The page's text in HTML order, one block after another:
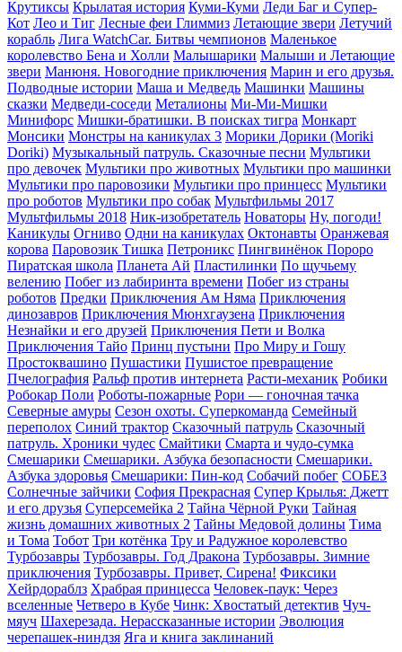
Крутиксы Крылатая история Куми-Куми Леди Баг и Супер-
Кот Лео и Тиг Лесные феи Глиммиз Летающие звери Летучий
корабль Лига WatchCar. Битвы чемпионов Маленькое
королевство Бена и Холли Малышарики Малыши и Летающие
звери Манюня. Новогодние приключения Марин и его друзья.
Подводные истории Маша и Медведь Машинки Машины
сказки Медведи-соседи Металионы Ми-Ми-Мишки
Минифорс Мишки-братишки. В поисках тигра Монкарт
Монсики Монстры на каникулах 3 Морики Дорики (Moriki
Doriki) Музыкальный патруль. Сказочные песни Мультики
про девочек Мультики про животных Мультики про машинки
Мультики про паровозики Мультики про принцесс Мультики
про роботов Мультики про собак Мультфильмы 2017
Мультфильмы 2018 Ник-изобретатель Новаторы Ну, погоди!
Каникулы Огниво Одни на каникулах Октонавты Оранжевая
корова Паровозик Тишка Петроникс Пингвинёнок Пороро
Пиратская школа Планета Aй Пластилинки По щучьему
велению Побег из лабиринта времени Побег из страны
роботов Предки Приключения Ам Няма Приключения
динозавров Приключения Мюнхгаузена Приключения
Незнайки и его друзей Приключения Пети и Волка
Приключения Тайо Принц пустыни Про Миру и Гошу
Простоквашино Пушастики Пушистое превращение
Пчелография Ральф против интернета Расти-механик Робики
Робокар Поли Роботы-пожарные Рори — гоночная тачка
Северные амуры Сезон охоты. Суперкоманда Семейный
переполох Синий трактор Сказочный патруль Сказочный
патруль. Хроники чудес Смайтики Смарта и чудо-сумка
Смешарики Смешарики. Азбука безопасности Смешарики.
Азбука здоровья Смешарики: Пин-код Собачий побег СОБЕЗ
Солнечные зайчики София Прекрасная Супер Крылья: Джетт
и его друзья Суперсемейка 2 Тайна Чёрной Руки Тайная
жизнь домашних животных 2 Тайны Медовой долины Тима
и Тома Тобот Три котёнка Тру и Радужное королевство
Турбозавры Турбозавры. Год Дракона Турбозавры. Зимние
приключения Турбозавры. Привет, Сирена! Фиксики
Хейрдораблз Храбрая принцесса Человек-паук: Через
вселенные Четверо в Кубе Чинк: Хвостатый детектив Чуч-
мяуч Шахерезада. Нерассказанные истории Эволюция
черепашек-ниндзя Яга и книга заклинаний